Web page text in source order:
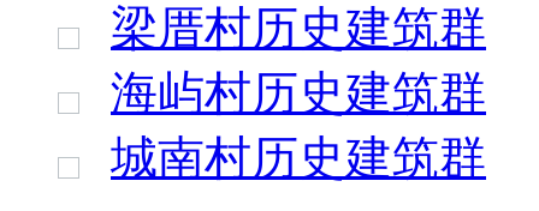
梁厝村历史建筑群
海屿村历史建筑群
城南村历史建筑群